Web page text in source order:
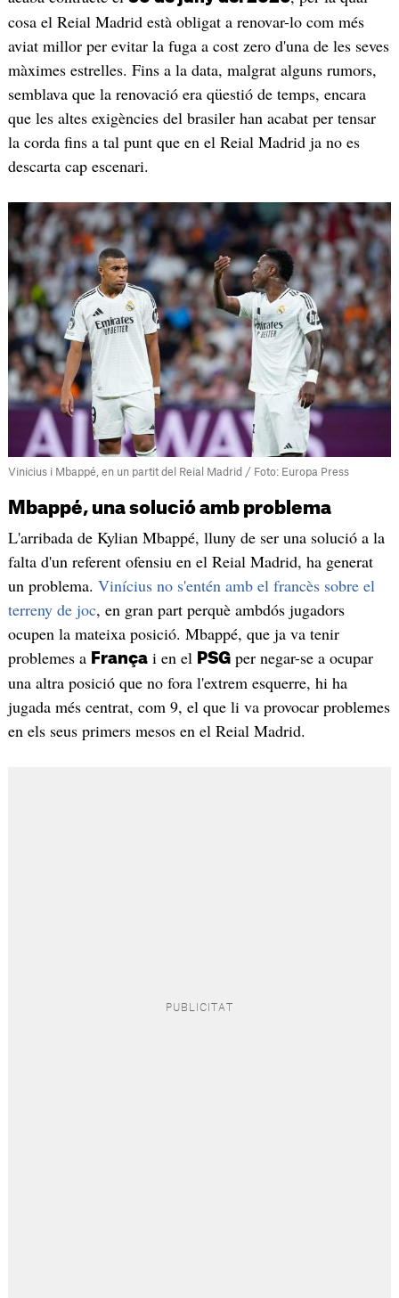
cosa el Reial Madrid està obligat a renovar-lo com més
aviat millor per evitar la fuga a cost zero d'una de les seves
màximes estrelles. Fins a la data, malgrat alguns rumors,
semblava que la renovació era qüestió de temps, encara
que les altes exigències del brasiler han acabat per tensar
la corda fins a tal punt que en el Reial Madrid ja no es
descarta cap escenari.
Vinicius i Mbappé, en un partit del Reial Madrid / Foto: Europa Press
Mbappé, una solució amb problema
L'arribada de Kylian Mbappé, lluny de ser una solució a la
falta d'un referent ofensiu en el Reial Madrid, ha generat
un problema. Vinícius no s'entén amb el francès sobre el
terreny de joc, en gran part perquè ambdós jugadors
ocupen la mateixa posició. Mbappé, que ja va tenir
problemes a Françai en el PSGper negar-se a ocupar
una altra posició que no fora l'extrem esquerre, hi ha
jugada més centrat, com 9, el que li va provocar problemes
en els seus primers mesos en el Reial Madrid.